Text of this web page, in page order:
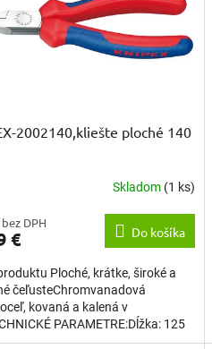
2002140,kliešte ploché 140
Skladom (1 ks)
DPH
€ Do košíka
Ploché, krátke, široké a
čeľusteChromvanadová
kovaná a kalená v
PARAMETRE:Dĺžka: 125
LeštenáKliešte: Fosfátované...